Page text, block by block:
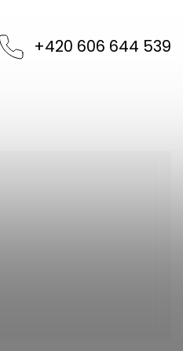
+420 606 644 539